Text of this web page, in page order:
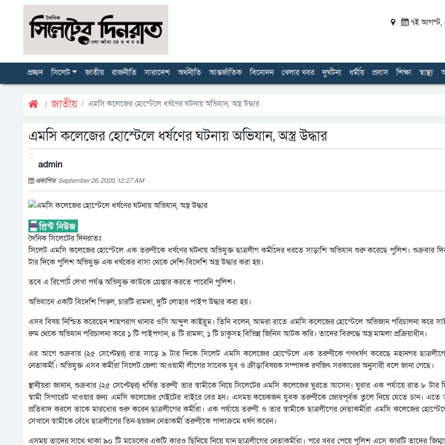
৭ই আগস্ট,
প্রচ্ছদ সিলেট জাতীয় রাজনীতি সারাদেশ অর্থনীতি আন্তর্জাতিক বিনোদন খেলার খবর দুর্ঘটনা ধর্মীয় প্রবাস শিক্ষা স্বাস্থ্য
জাতীয় এমসি কলেজের হোস্টেলে ধর্ষণের ঘটনায় অভিযান, অস্ত্র উদ্ধার
এমসি কলেজের হোস্টেলে ধর্ষণের ঘটনায় অভিযান, অস্ত্র উদ্ধার
admin
প্রকাশিত September 26, 2020, 12:27 AM
দৈনিক সিলেটের দিনরাতঃ
সিলেট এমসি কলেজের হোস্টেলে এক তরুণীকে ধর্ষণের ঘটনায় অভিযুক্ত ছাত্রলীগ কর্মীদের ধরতে সাড়াশি অভিযান শুরু করেছে পুলিশ। শুক্রবার
টার দিকে পুলিশ অভিযুক্ত এক ধর্ষকের বাসা থেকে দেশি-বিদেশি অস্ত্র উদ্ধার করা হয়।
তবে এ রিপোর্ট লেখা পর্যন্ত অভিযুক্ত কাউকে গ্রেপ্তার করতে পারেনি পুলিশ।
অভিযানে একটি বিদেশি পিস্তল, চারটি রামদা, দুটি লোহার পাইপ উদ্ধার করা হয়।
এসব বিষয় নিশ্চিত করেছেন শাহপরাণ থানার ওসি আব্দুল কাইয়ুম। তিনি বলেন, আমরা রাতে এমসি কলেজের হোস্টেলে অভিজান পরিচালনা করে
রুম থেকে অভিযান পরিচালনা করে ১ টি পাইপগান, ৪ টি রামদা, ১ টি চাকুসহ বিভিন্ন জিনিস আটক করি। তাদের বিরুদ্ধে অস্ত্র মামলা প্রক্রিয়াধীন।
এর আগে শুক্রবার (২৫ সেপ্টেম্বর) রাত সাড়ে ৯ টার দিকে সিলেট এমসি কলেজের হোস্টেলে এক তরুণীকে গণধর্ষণ করেছে মহানগর
নেতাকর্মী। অভিযুক্ত এসব কর্মীরা সিলেট জেলা আওয়ামী লীগের সাবেক যুব ও ক্রীড়াবিষয়ক সম্পাদক রণজিৎ সরকারের অনুসারী বলে জানা গেছে।
স্থানীয়রা জানান, শুক্রবার (২৫ সেপ্টেম্বর) ধর্ষিত তরুণী তার স্বামীকে নিয়ে সিলেটের এমসি কলেজের ঘুরতে আসেন। ঘুরার এক পর্যায়ে রাত ৮ টার
স্বামী সিগারেট খাওয়ার জন্য এমসি কলেজের গেইটের বাইরে বের হন। এসময় কয়েকজন যুবক তরুণীকে জোরপূর্বক তুলে নিয়ে যেতে চান। এতে
প্রতিবাদ করলে তাকে মারধোর শুরু করেন ছাত্রলীগের কর্মীরা। এক পর্যায়ে তরুণী ও তার স্বামীকে ছাত্রলীগের নেতাকর্মীরা এমসি কলেজের
সেখানে স্বামীকে বেঁধে ছাত্রলীগের তিন-ছয়জন নেতাকর্মী তরুণীকে পালাক্রমে ধর্ষণ করেন।
এসময় তাদের সাথে থাকা ৯০ টি মডেলের একটি কারও ছিনিয়ে নিয়ে যান ছাত্রলীগের নেতাকর্মীরা। পরে খবর পেয়ে পুলিশ এসে কারটি তাদের